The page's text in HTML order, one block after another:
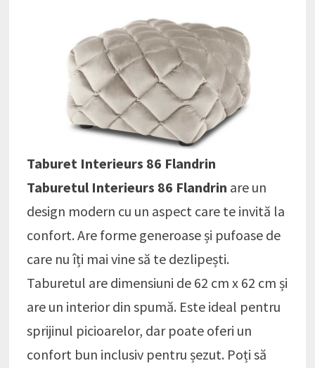
Taburet Interieurs 86 Flandrin
Taburetul Interieurs 86 Flandrin are un
design modern cu un aspect care te invită la
confort. Are forme generoase și pufoase de
care nu îți mai vine să te dezlipești.
Taburetul are dimensiuni de 62 cm x 62 cm și
are un interior din spumă. Este ideal pentru
sprijinul picioarelor, dar poate oferi un
confort bun inclusiv pentru șezut. Poți să